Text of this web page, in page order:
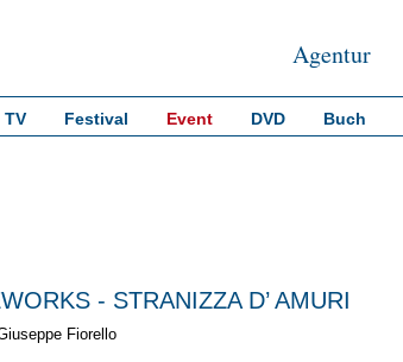
Agentur
TV Festival Event DVD Buch
- STRANIZZA D’ AMURI
Fiorello